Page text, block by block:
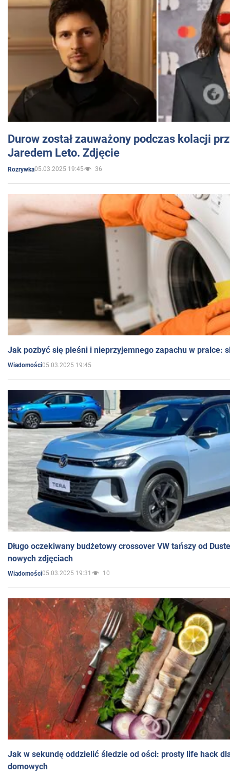
Durow został zauważony podczas kolacji
Jaredem Leto. Zdjęcie
Rozrywka05.03.2025 19:45 36
Jak pozbyć się pleśni i nieprzyjemnego zapachu w pralce:
Wiadomości05.03.2025 19:45
Długo oczekiwany budżetowy crossover VW tańszy od
nowych zdjęciach
Wiadomości05.03.2025 19:31 10
Jak w sekundę oddzielić śledzie od ości: prosty life hack
domowych